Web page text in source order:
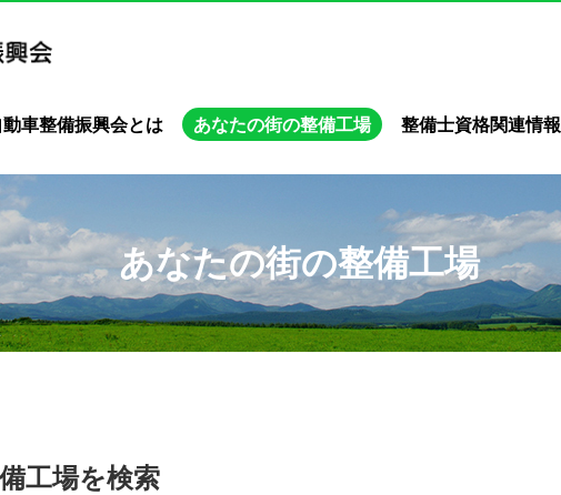
動車整備振興会とは あなたの街の整備工場 整備士資格関連情報
あなたの街の整備工場
工場を検索